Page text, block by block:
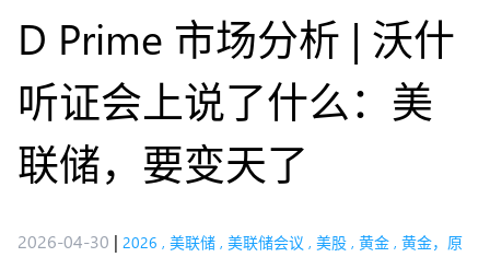
D Prime 市场分析 | 沃什
听证会上说了什么：美
联储，要变天了
2026-04-30 | 2026 , 美联储 , 美联储会议 , 美股 , 黄金 , 黄金，原